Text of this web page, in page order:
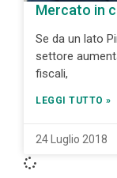
Mercato in
Se da un lato
settore
fiscali,
LEGGI TUTTO »
24 Luglio 2018